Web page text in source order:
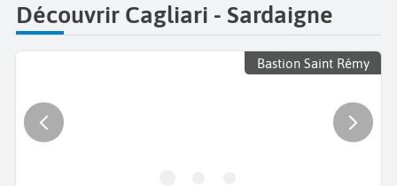
Découvrir Cagliari - Sardaigne
Bastion Saint Rémy